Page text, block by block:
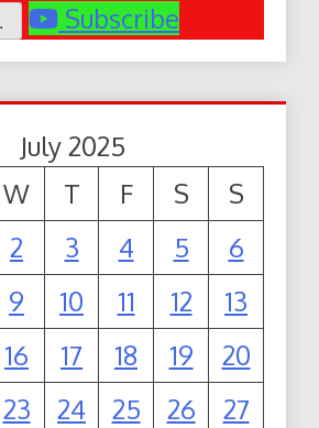
Subscribe
July 2025
W T F S
S
2 3 4 5
6
9 10 11 12
13
16 17 18 19
20
23 24 25 26
27